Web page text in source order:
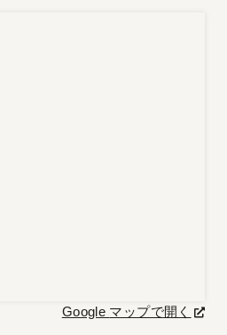
Google マップで開く